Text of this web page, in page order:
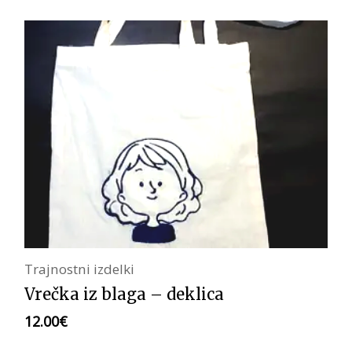
Trajnostni izdelki
Vrečka iz blaga – deklica
12.00€